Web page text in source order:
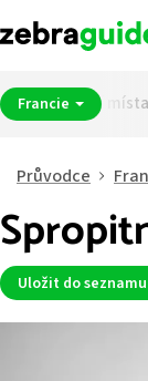
FrancieNejlepší místa
Průvodce
Uložit do